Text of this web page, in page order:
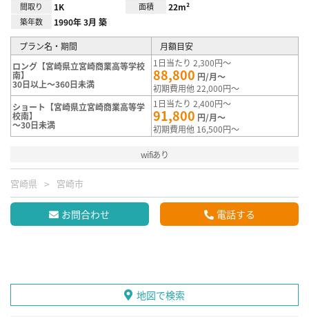
間取り 1K 面積 22m²
築年数 1990年 3月 築
プラン名・期間
月額目安
ロング【宮崎県立宮崎商業高等学校
南】
30日以上～360日未満
1日当たり 2,300円～
88,800 円/月～
初期費用他 22,000円～
ショート【宮崎県立宮崎商業高等学
校南】
～30日未満
1日当たり 2,400円～
91,800 円/月～
初期費用他 16,500円～
wifiあり
宮崎県 宮崎市
お問合わせ 電話する
地図で検索